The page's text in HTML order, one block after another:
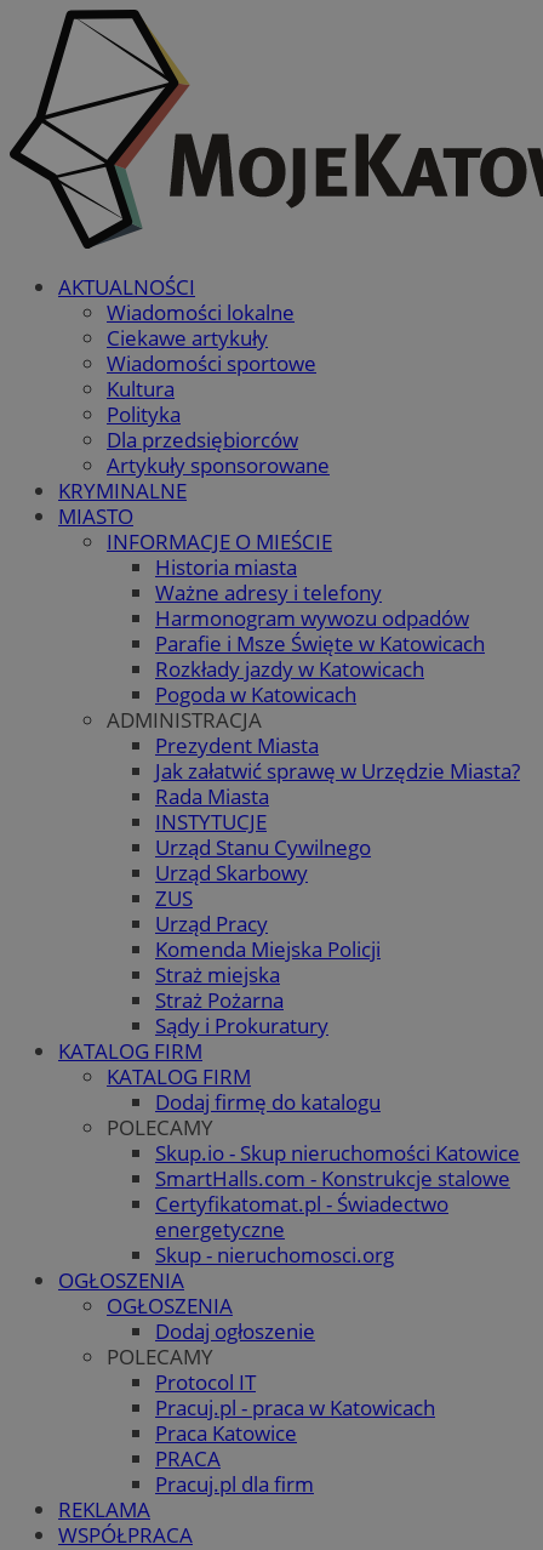
AKTUALNOŚCI
Wiadomości lokalne
Ciekawe artykuły
Wiadomości sportowe
Kultura
Polityka
Dla przedsiębiorców
Artykuły sponsorowane
KRYMINALNE
MIASTO
INFORMACJE O MIEŚCIE
Historia miasta
Ważne adresy i telefony
Harmonogram wywozu odpadów
Parafie i Msze Święte w Katowicach
Rozkłady jazdy w Katowicach
Pogoda w Katowicach
ADMINISTRACJA
Prezydent Miasta
Jak załatwić sprawę w Urzędzie Miasta?
Rada Miasta
INSTYTUCJE
Urząd Stanu Cywilnego
Urząd Skarbowy
ZUS
Urząd Pracy
Komenda Miejska Policji
Straż miejska
Straż Pożarna
Sądy i Prokuratury
KATALOG FIRM
KATALOG FIRM
Dodaj firmę do katalogu
POLECAMY
Skup.io - Skup nieruchomości Katowice
SmartHalls.com - Konstrukcje stalowe
Certyfikatomat.pl - Świadectwo
energetyczne
Skup - nieruchomosci.org
OGŁOSZENIA
OGŁOSZENIA
Dodaj ogłoszenie
POLECAMY
Protocol IT
Pracuj.pl - praca w Katowicach
Praca Katowice
PRACA
Pracuj.pl dla firm
REKLAMA
WSPÓŁPRACA